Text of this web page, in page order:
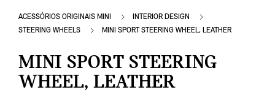
ACESSÓRIOS ORIGINAIS MINI
INTERIOR DESIGN
STEERING WHEELS
MINI SPORT STEERING WHEEL, LEATHER
MINI SPORT STEERING
WHEEL, LEATHER